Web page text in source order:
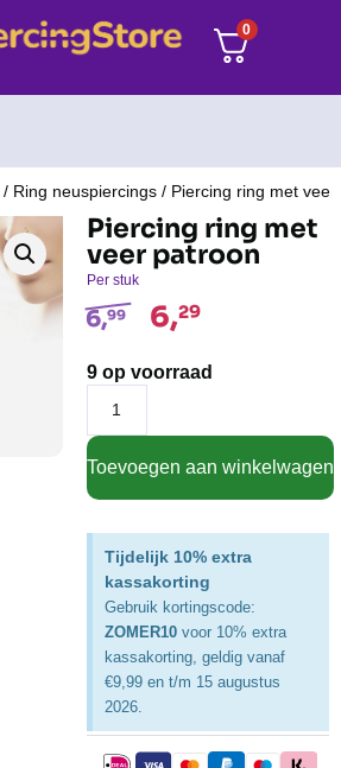
0
/ Ring neuspiercings / Piercing ring met veer
Piercing ring met
veer patroon
Per stuk
6,99 6,29
9 op voorraad
Toevoegen aan winkelwagen
Tijdelijk 10% extra
kassakorting
Gebruik kortingscode:
ZOMER10 voor 10% extra
kassakorting, geldig vanaf
€9,99 en t/m 15 augustus
2026.